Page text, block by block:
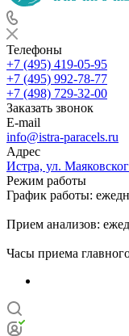
Телефоны
+7 (495) 419-05-95
+7 (495) 992-78-77
+7 (498) 729-32-00
Заказать звонок
E-mail
info@istra-paracels.ru
Адрес
Истра, ул.
Режим работы
График работы:
Прием анализов:
Часы приема